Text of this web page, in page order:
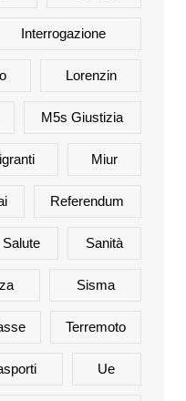
Interrogazione
Lorenzin
M5s Giustizia
Miur
Referendum
Salute Sanità
Sisma
Terremoto
Ue